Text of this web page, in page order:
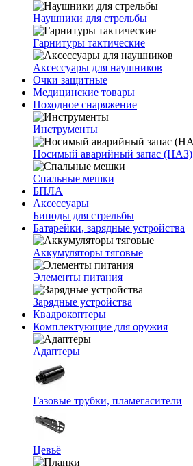
Наушники для стрельбы
Гарнитуры тактические
Аксессуары для наушников
Очки защитные
Медицинские товары
Походное снаряжение
Инструменты
Носимый аварийный запас (НАЗ)
Спальные мешки
БПЛА
Аксессуары
Биподы для стрельбы
Батарейки, зарядные устройства
Аккумуляторы тяговые
Элементы питания
Зарядные устройства
Квадрокоптеры
Комплектующие для оружия
Адаптеры
Газовые трубки, пламегасители
Цевьё